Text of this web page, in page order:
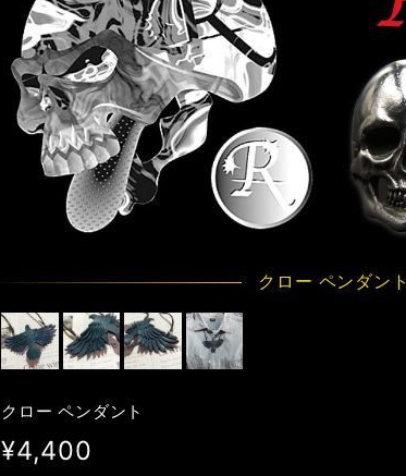
クロー ペンダント
クロー ペンダント
¥4,400